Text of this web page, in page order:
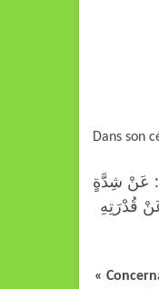
Dans son
: عَنْ شِدَّةٍ
قُدْرَتِهِ
«